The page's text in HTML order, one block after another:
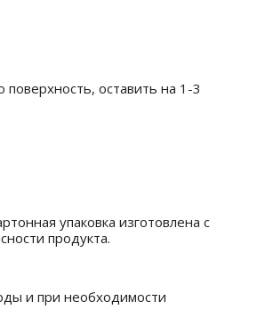
оставить на 1-3
упаковка изготовлена с
продукта.
и при необходимости